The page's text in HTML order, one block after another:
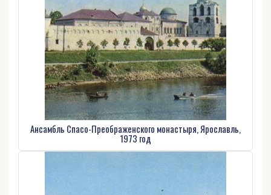
Ансамбль Спасо-Преображенского монастыря, Ярославль,
1973 год